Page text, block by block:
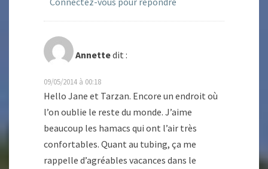
Annettedit :
09/05/2014 à 00:18
Hello Jane et Tarzan. Encore un endroit où
l’on oublie le reste du monde. J’aime
beaucoup les hamacs qui ont l’air très
confortables. Quant au tubing, ça me
rappelle d’agréables vacances dans le